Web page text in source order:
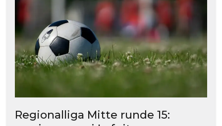
Regionalliga Mitte runde 15: